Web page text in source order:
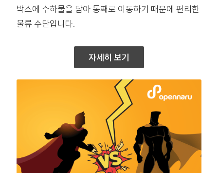
박스에 수하물을 담아 통째로 이동하기 때문에 편리한
물류 수단입니다.
자세히 보기